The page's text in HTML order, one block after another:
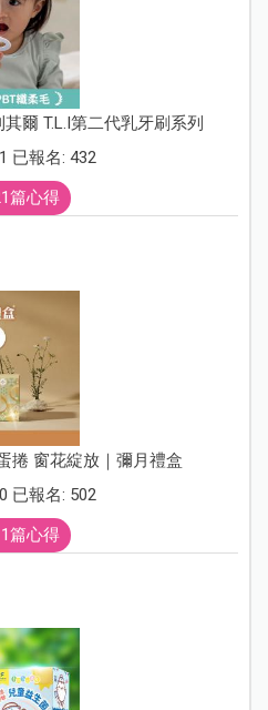
其爾 T.L.I第二代乳牙刷系列
已報名: 432
篇心得
捲 窗花綻放｜彌月禮盒
已報名: 502
篇心得